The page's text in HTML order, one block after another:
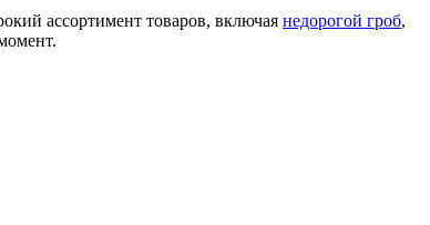
ассортимент товаров, включая недорогой гроб,